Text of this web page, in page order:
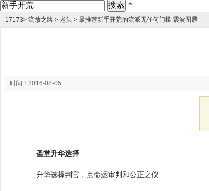
*
17173> 流放之路 > 老头 > 最推荐新手开荒的流派无任何门槛 震波图腾
时间：2016-08-05
圣堂升华选择
升华选择判官，点命运审判和公正之仪